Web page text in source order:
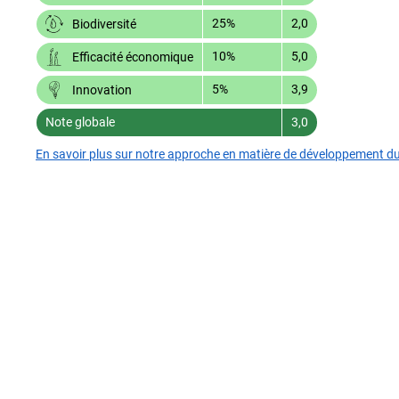
Biodiversité 25% 2,0
Efficacité économique 10% 5,0
Innovation 5% 3,9
Note globale 3,0
En savoir plus sur notre approche en matière de développement